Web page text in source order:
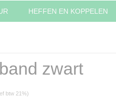
HEFFEN EN KOPPELEN
zwart
btw 21%)